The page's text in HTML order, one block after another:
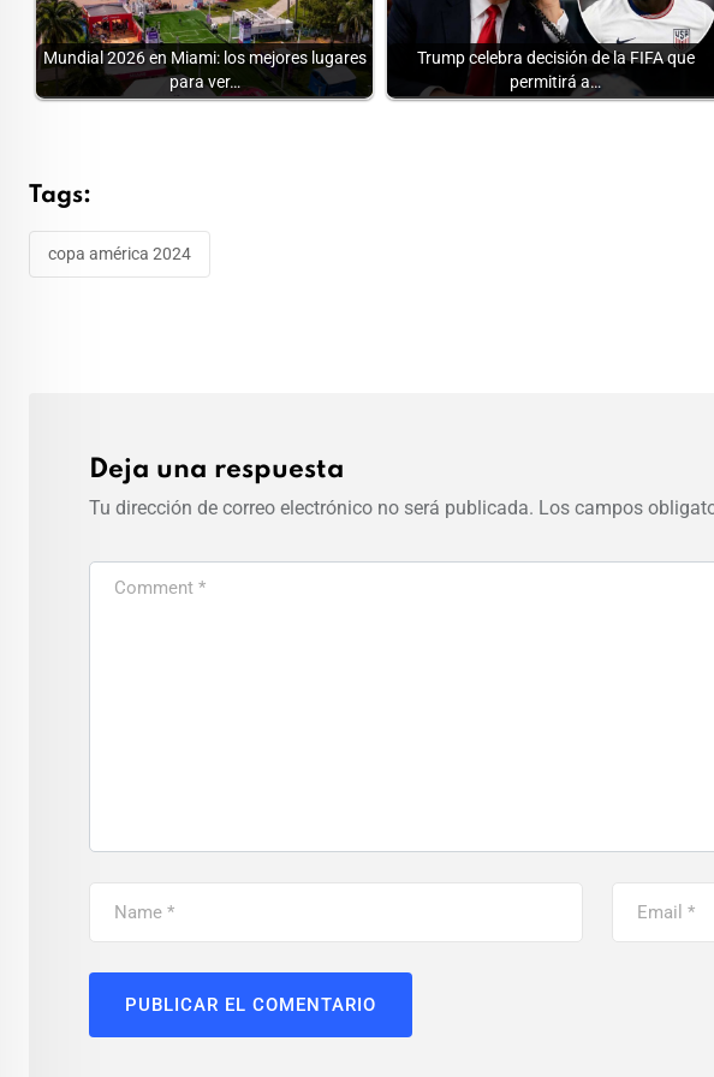
Mundial 2026 en Miami: los mejores lugares
para ver…
Trump celebra decisión de la FIFA que
permitirá a…
Tags:
copa américa 2024
Deja una respuesta
Tu dirección de correo electrónico no será publicada. Los campos